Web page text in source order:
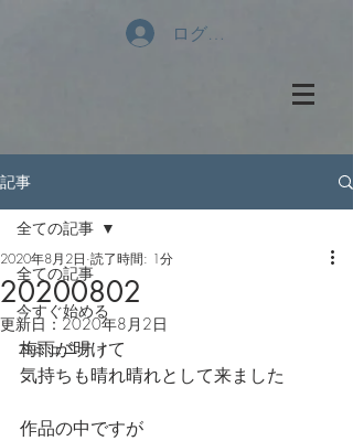
ログイン
記事
全ての記事
今すぐ始める
コミュニティ
全ての記事
20200802
2020年8月2日 読了時間: 1分
更新日： 2020年8月2日
梅雨が明けて
気持ちも晴れ晴れとして来ました
作品の中ですが